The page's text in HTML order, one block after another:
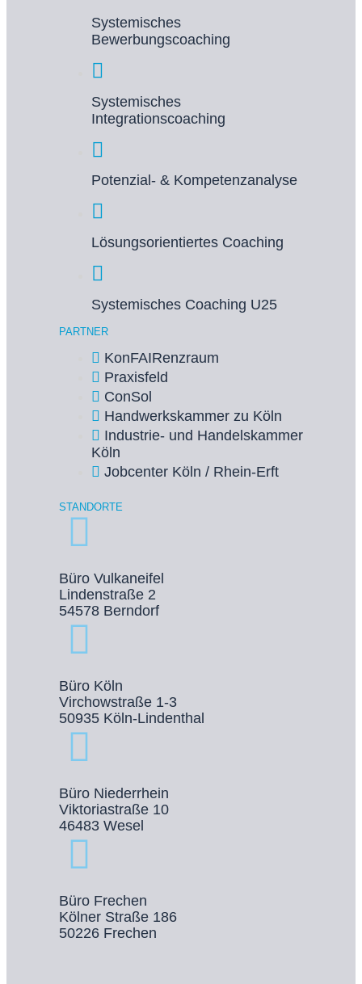
Systemisches
Bewerbungscoaching
Systemisches
Integrationscoaching
Potenzial- & Kompetenzanalyse
Lösungsorientiertes Coaching
Systemisches Coaching U25
PARTNER
KonFAIRenzraum
Praxisfeld
ConSol
Handwerkskammer zu Köln
Industrie- und Handelskammer
Köln
Jobcenter Köln / Rhein-Erft
STANDORTE
Büro Vulkaneifel
Lindenstraße 2
54578 Berndorf
Büro Köln
Virchowstraße 1-3
50935 Köln-Lindenthal
Büro Niederrhein
Viktoriastraße 10
46483 Wesel
Büro Frechen
Kölner Straße 186
50226 Frechen